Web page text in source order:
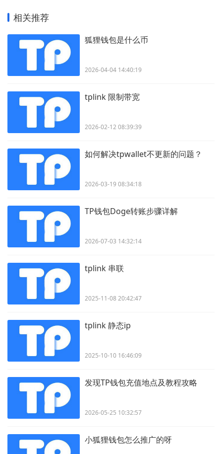
相关推荐
狐狸钱包是什么币
2026-04-04 14:40:19
tplink 限制带宽
2026-02-12 08:39:39
如何解决tpwallet不更新的问题？
2026-03-19 08:34:18
TP钱包Doge转账步骤详解
2026-07-03 14:32:14
tplink 串联
2025-11-08 20:42:47
tplink 静态ip
2025-10-10 16:46:09
发现TP钱包充值地点及教程攻略
2026-05-25 10:32:57
小狐狸钱包怎么推广的呀